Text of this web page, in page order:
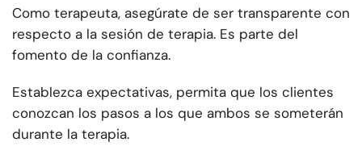
Como terapeuta, asegúrate de ser transparente con
respecto a la sesión de terapia. Es parte del
fomento de la confianza.
Establezca expectativas, permita que los clientes
conozcan los pasos a los que ambos se someterán
durante la terapia.